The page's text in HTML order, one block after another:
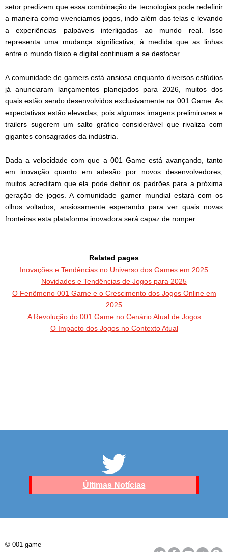
setor predizem que essa combinação de tecnologias pode redefinir
a maneira como vivenciamos jogos, indo além das telas e levando
a experiências palpáveis interligadas ao mundo real. Isso
representa uma mudança significativa, à medida que as linhas
entre o mundo físico e digital continuam a se desfocar.
A comunidade de gamers está ansiosa enquanto diversos estúdios
já anunciaram lançamentos planejados para 2026, muitos dos
quais estão sendo desenvolvidos exclusivamente na 001 Game. As
expectativas estão elevadas, pois algumas imagens preliminares e
trailers sugerem um salto gráfico considerável que rivaliza com
gigantes consagrados da indústria.
Dada a velocidade com que a 001 Game está avançando, tanto
em inovação quanto em adesão por novos desenvolvedores,
muitos acreditam que ela pode definir os padrões para a próxima
geração de jogos. A comunidade gamer mundial estará com os
olhos voltados, ansiosamente esperando para ver quais novas
fronteiras esta plataforma inovadora será capaz de romper.
Related pages
Inovações e Tendências no Universo dos Games em 2025
Novidades e Tendências de Jogos para 2025
O Fenômeno 001 Game e o Crescimento dos Jogos Online em
2025
A Revolução do 001 Game no Cenário Atual de Jogos
O Impacto dos Jogos no Contexto Atual
Últimas Notícias
© 001 game